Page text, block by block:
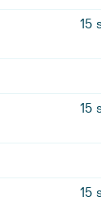
15
15
15